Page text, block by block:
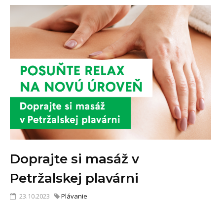
Doprajte si masáž v
Petržalskej plavárni
23.10.2023 Plávanie